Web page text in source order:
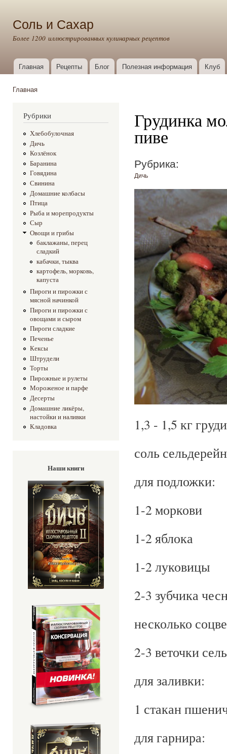
Соль и Сахар
Более 1200 иллюстрированных кулинарных рецептов
Главное меню
Главная Рецепты Блог Полезная информация Клуб
Главная
Рубрики
Хлебобулочная
Дичь
Козлёнок
Баранина
Говядина
Свинина
Домашние колбасы
Птица
Рыба и морепродукты
Сыр
Овощи и грибы
баклажаны, перец
сладкий
кабачки, тыква
картофель, морковь,
капуста
Пироги и пирожки с
мясной начинкой
Пироги и пирожки с
овощами и сыром
Пироги сладкие
Печенье
Кексы
Штрудели
Торты
Пирожные и рулеты
Мороженое и парфе
Десерты
Домашние ликёры,
настойки и наливки
Кладовка
Наши книги
Грудинка
пиве
Рубрика:
Дичь
1,3 - 1,5 кг
соль
для подложки:
1-2 моркови
1-2 яблока
1-2 луковицы
2-3 зубчика
несколько
2-3 веточки
для заливки:
1 стакан
для гарнира: